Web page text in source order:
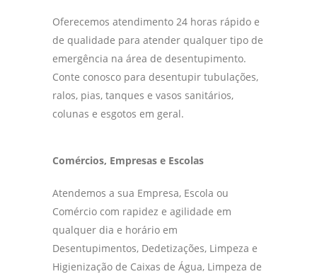
Oferecemos atendimento 24 horas rápido e
de qualidade para atender qualquer tipo de
emergência na área de desentupimento.
Conte conosco para desentupir tubulações,
ralos, pias, tanques e vasos sanitários,
colunas e esgotos em geral.
Comércios, Empresas e Escolas
Atendemos a sua Empresa, Escola ou
Comércio com rapidez e agilidade em
qualquer dia e horário em
Desentupimentos, Dedetizações, Limpeza e
Higienização de Caixas de Água, Limpeza de